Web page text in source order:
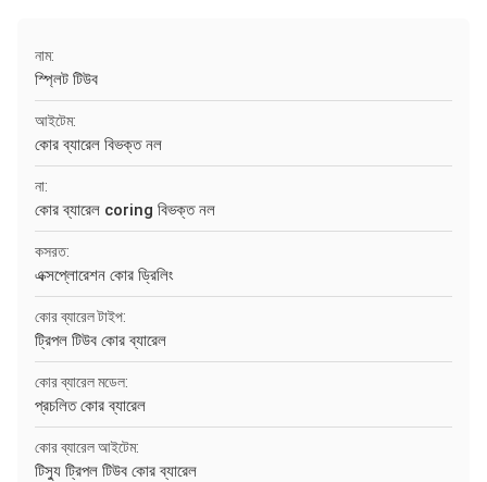
নাম:
স্প্লিট টিউব
আইটেম:
কোর ব্যারেল বিভক্ত নল
না:
কোর ব্যারেল coring বিভক্ত নল
কসরত:
এক্সপ্লোরেশন কোর ড্রিলিং
কোর ব্যারেল টাইপ:
ট্রিপল টিউব কোর ব্যারেল
কোর ব্যারেল মডেল:
প্রচলিত কোর ব্যারেল
কোর ব্যারেল আইটেম:
টিস্যু ট্রিপল টিউব কোর ব্যারেল